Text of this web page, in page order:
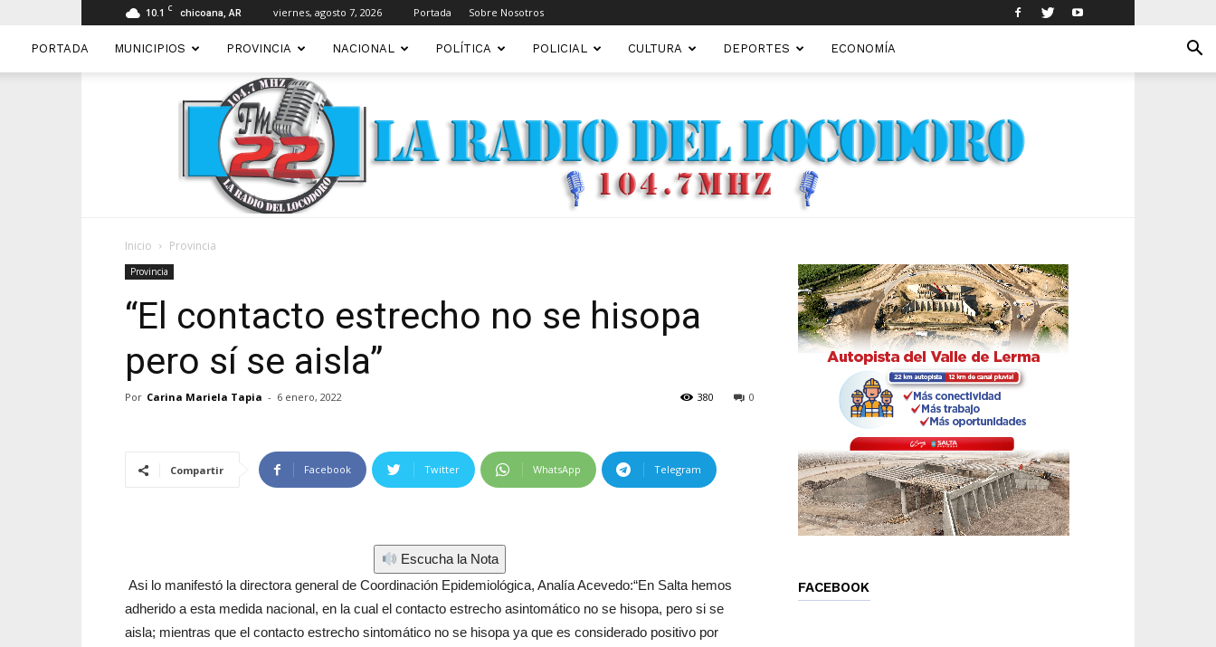
10.1 C chicoana, AR viernes, agosto 7, 2026 Portada Sobre Nosotros
PORTADA MUNICIPIOS PROVINCIA NACIONAL POLÍTICA POLICIAL CULTURA DEPORTES ECONOMÍA
Inicio Provincia
Provincia
“El contacto estrecho no se hisopa
pero sí se aisla”
Por Carina Mariela Tapia - 6 enero, 2022 0
380
Compartir Facebook Twitter WhatsApp Telegram
Escucha la Nota
Asi lo manifestó la directora general de Coordinación Epidemiológica, Analía Acevedo:“En Salta hemos
adherido a esta medida nacional, en la cual el contacto estrecho asintomático no se hisopa, pero si se
aisla; mientras que el contacto estrecho sintomático no se hisopa ya que es considerado positivo por
FACEBOOK